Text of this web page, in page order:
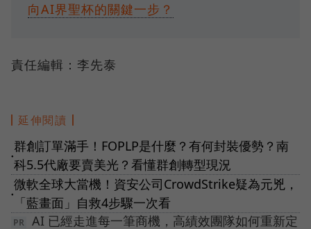
向AI界聖杯的關鍵一步？
責任編輯：李先泰
延伸閱讀
●
群創訂單滿手！FOPLP是什麼？有何封裝優勢？南
科5.5代廠要賣美光？看懂群創轉型現況
●
微軟全球大當機！資安公司CrowdStrike疑為元兇，
「藍畫面」自救4步驟一次看
AI 已經走進每一筆商機，高績效團隊如何重新定